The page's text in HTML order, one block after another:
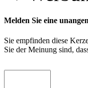
Melden Sie eine
Sie empfinden diese
Sie der Meinung sind,